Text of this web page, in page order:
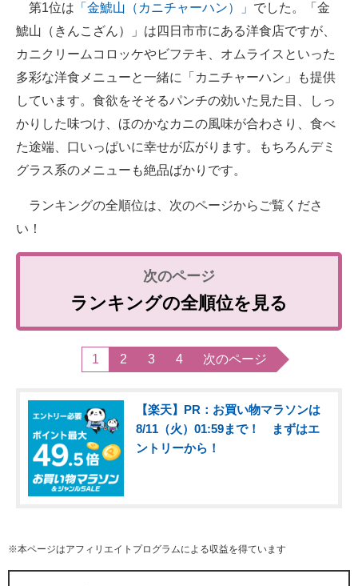
第1位は 「金鯱山（カニチャーハン）」 でした。「金
鯱山（きんこざん）」は四日市市にある洋食店ですが、
カニクリームコロッケやビフテキ、オムライスといった
多彩な洋食メニューと一緒に「カニチャーハン」も提供
しています。食欲をそそるパンチの効いた見た目、しっ
かりした味つけ、ほのかなカニの風味が合わさり、食べ
た途端、口いっぱいに幸せが広がります。もちろんデミ
グラス系のメニューも絶品ばかりです。
ランキングの全順位は、次のページからご覧くださ
い！
ランキングの全順位を見る
1 2 3 4 次のページ
【楽天】PR：お買い物マラソンは
8/11（火）01:59まで！ まずはエ
ントリーから！
※本ページはアフィリエイトプログラムによる収益を得ています